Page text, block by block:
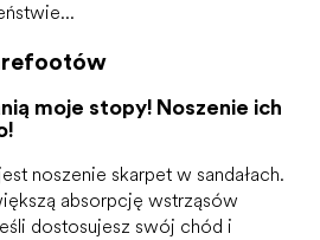
moje stopy! Noszenie ich
noszenie skarpet w sandałach.
absorpcję wstrząsów
dostosujesz swój chód i